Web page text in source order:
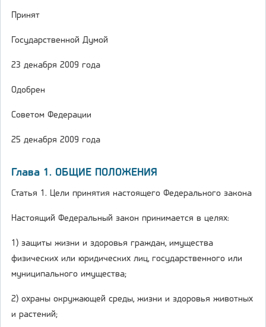
Принят
Государственной Думой
23 декабря 2009 года
Одобрен
Советом Федерации
25 декабря 2009 года
Глава 1. ОБЩИЕ ПОЛОЖЕНИЯ
Статья 1. Цели принятия настоящего Федерального закона
Настоящий Федеральный закон принимается в целях:
1) защиты жизни и здоровья граждан, имущества
физических или юридических лиц, государственного или
муниципального имущества;
2) охраны окружающей среды, жизни и здоровья животных
и растений;